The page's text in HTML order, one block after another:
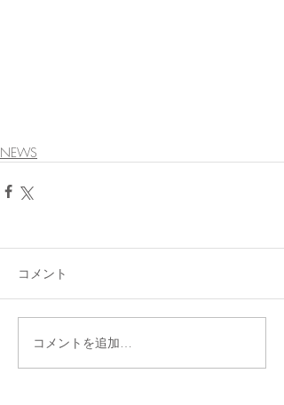
NEWS
コメント
コメントを追加…